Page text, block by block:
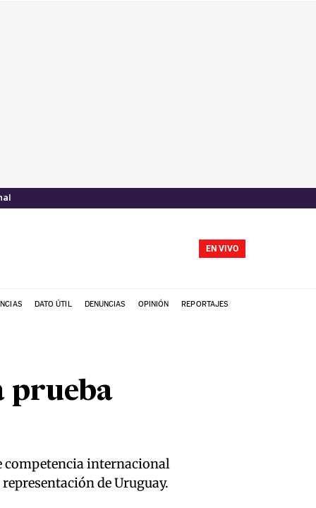
EN VIVO
DATO ÚTIL DENUNCIAS OPINIÓN REPORTAJES
prueba
competencia internacional
de Uruguay.